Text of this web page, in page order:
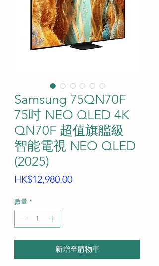
Samsung 75QN70F
75吋 NEO QLED 4K
QN70F 超值旗艦級
智能電視 NEO QLED
(2025)
HK$12,980.00價
數量 *
新增至購物車